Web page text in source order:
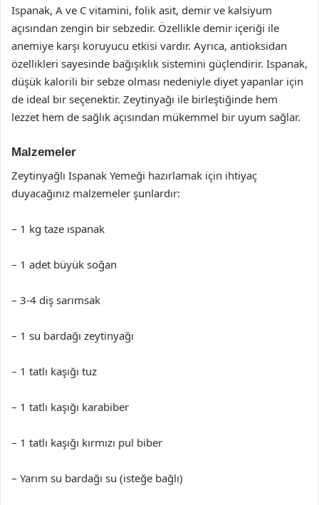
Ispanak, A ve C vitamini, folik asit, demir ve kalsiyum
açısından zengin bir sebzedir. Özellikle demir içeriği ile
anemiye karşı koruyucu etkisi vardır. Ayrıca, antioksidan
özellikleri sayesinde bağışıklık sistemini güçlendirir. Ispanak,
düşük kalorili bir sebze olması nedeniyle diyet yapanlar için
de ideal bir seçenektir. Zeytinyağı ile birleştiğinde hem
lezzet hem de sağlık açısından mükemmel bir uyum sağlar.
Malzemeler
Zeytinyağlı Ispanak Yemeği hazırlamak için ihtiyaç
duyacağınız malzemeler şunlardır:
– 1 kg taze ıspanak
– 1 adet büyük soğan
– 3-4 diş sarımsak
– 1 su bardağı zeytinyağı
– 1 tatlı kaşığı tuz
– 1 tatlı kaşığı karabiber
– 1 tatlı kaşığı kırmızı pul biber
– Yarım su bardağı su (isteğe bağlı)